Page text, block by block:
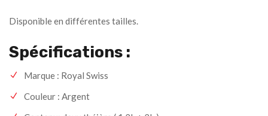
Disponible en différentes tailles.
Spécifications :
Marque : Royal Swiss
Couleur : Argent